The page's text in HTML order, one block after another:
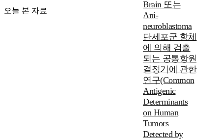
오늘 본 자료
Brain 또는
Ani-
neuroblastoma
단세포군 항체
에 의해 검출
되는 공통항원
결정기에 관한
연구(Common
Antigenic
Determinants
on Human
Tumors
Detected by